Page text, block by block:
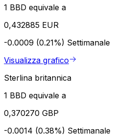
1 BBD equivale a
0,432885 EUR
-0.0009 (0.21%) Settimanale
Visualizza grafico
Sterlina britannica
1 BBD equivale a
0,370270 GBP
-0.0014 (0.38%) Settimanale